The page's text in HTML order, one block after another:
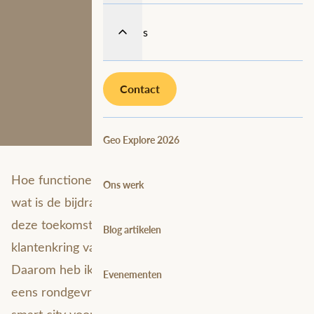
Over ons
Contact
Geo Explore 2026
Ons werk
Blog artikelen
Evenementen
Hoe functioneert de smart city van de toekomst en
wat is de bijdrage van geografische informatie aan
deze toekomst? Binnen mijn gemeentelijke
klantenkring vang ik regelmatig creatieve ideeën op.
Daarom heb ik onder mijn GIS Consultancy collega's
eens rondgevraagd hoe zij de toekomst van de